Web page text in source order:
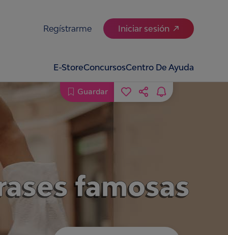
Regístrarme Iniciar sesión
E-StoreConcursosCentro De Ayuda
famosas
Guardar